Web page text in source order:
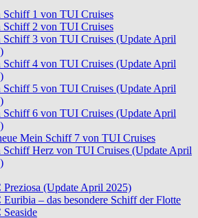
Schiff 1 von TUI Cruises
Schiff 2 von TUI Cruises
Schiff 3 von TUI Cruises (Update April
Schiff 4 von TUI Cruises (Update April
Schiff 5 von TUI Cruises (Update April
Schiff 6 von TUI Cruises (Update April
Mein Schiff 7 von TUI Cruises
Schiff Herz von TUI Cruises (Update April
Preziosa (Update April 2025)
Euribia – das besondere Schiff der Flotte